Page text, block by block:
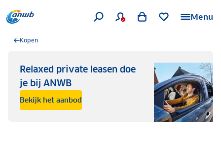
Menu
Kopen
Relaxed private leasen doe
je bij ANWB
Bekijk het aanbod